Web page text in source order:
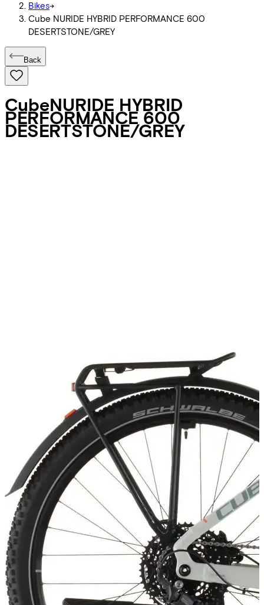
Bikes->
Cube NURIDE HYBRID PERFORMANCE 600
DESERTSTONE/GREY
Back
CubeNURIDE HYBRID
PERFORMANCE 600
DESERTSTONE/GREY